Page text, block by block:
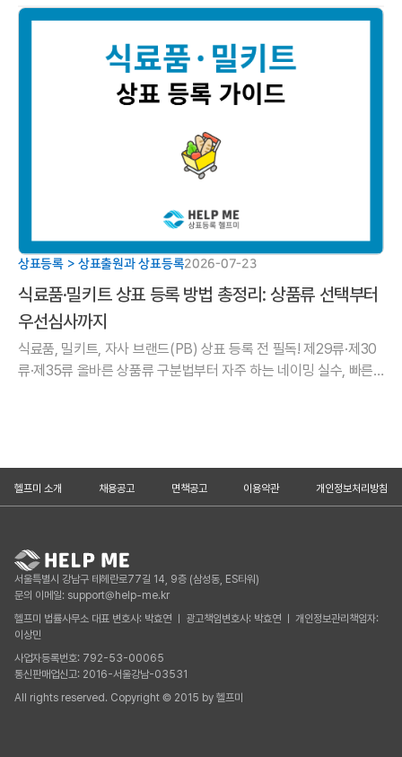
상표등록 > 상표출원과 상표등록2026-07-23
식료품·밀키트 상표 등록 방법 총정리: 상품류 선택부터
우선심사까지
식료품, 밀키트, 자사 브랜드(PB) 상표 등록 전 필독! 제29류·제30
류·제35류 올바른 상품류 구분법부터 자주 하는 네이밍 실수, 빠른
헬프미 소개 채용공고 면책공고 이용약관 개인정보처리방침
서울특별시 강남구 테헤란로77길 14, 9층 (삼성동, ES타워)
문의 이메일: support@help-me.kr
헬프미 법률사무소 대표 변호사: 박효연 ㅣ 광고책임변호사: 박효연 ㅣ 개인정보관리책임자:
이상민
사업자등록번호: 792-53-00065
통신판매업신고: 2016-서울강남-03531
All rights reserved. Copyright © 2015 by 헬프미